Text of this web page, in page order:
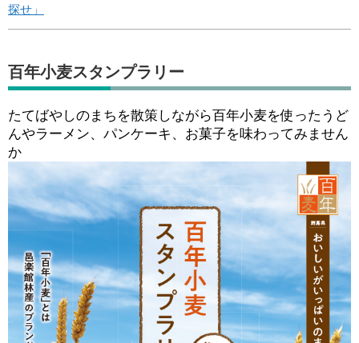
探せ」
百年小麦スタンプラリー
たてばやしのまちを散策しながら百年小麦を使ったうど
んやラーメン、パンケーキ、お菓子を味わってみません
か